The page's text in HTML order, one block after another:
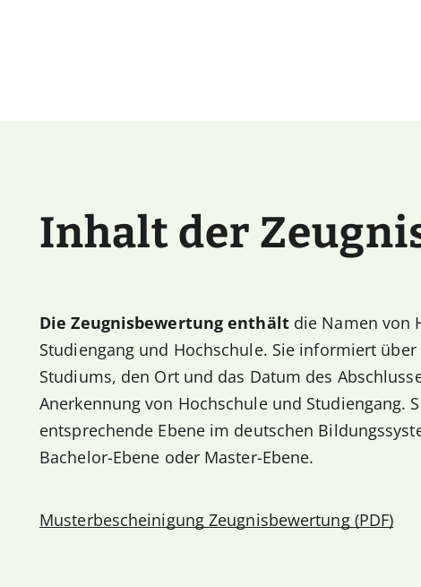
Inhalt der
Die Zeugnisbewertung enthältdie Namen von
Studiengang und Hochschule. Sie informiert
Studiums, den Ort und das Datum des
Anerkennung von Hochschule und Studiengang.
entsprechende Ebene im deutschen
Bachelor-Ebene oder Master-Ebene.
Musterbescheinigung Zeugnisbewertung (PDF)